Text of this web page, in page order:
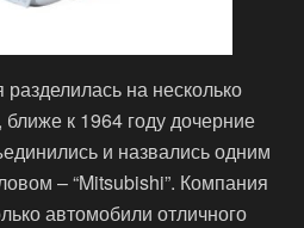
на несколько
к 1964 году дочерние
и назвались одним
– “Mitsubishi”. Компания
автомобили отличного